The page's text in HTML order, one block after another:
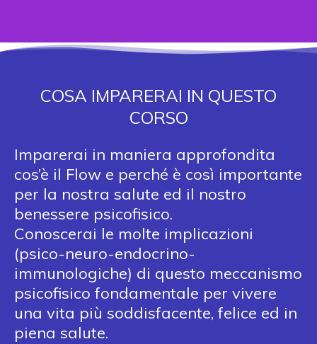
COSA IMPARERAI IN QUESTO
CORSO
Imparerai in maniera approfondita
cos’è il Flow e perché è così importante
per la nostra salute ed il nostro
benessere psicofisico.
Conoscerai le molte implicazioni
(psico-neuro-endocrino-
immunologiche) di questo meccanismo
psicofisico fondamentale per vivere
una vita più soddisfacente, felice ed in
piena salute.